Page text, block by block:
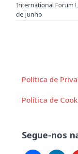
International Forum
de junho
Política de
Política de
Segue-nos